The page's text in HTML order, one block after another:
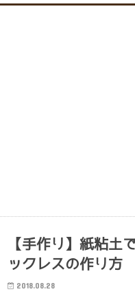
【手作り】紙粘土
ックレスの作り方
2018.08.28